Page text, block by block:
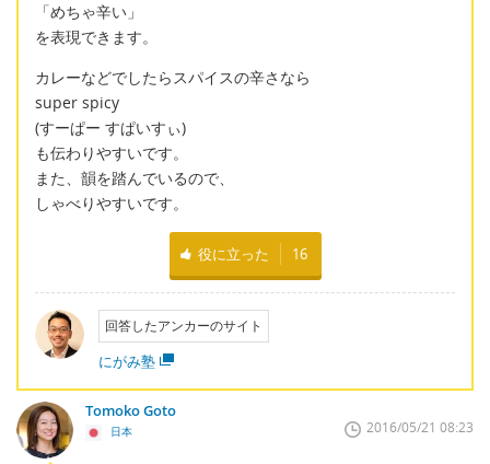
「めちゃ辛い」
を表現できます。
カレーなどでしたらスパイスの辛さなら
super spicy
(すーぱー すぱいすぃ)
も伝わりやすいです。
また、韻を踏んでいるので、
しゃべりやすいです。
役に立った 16
回答したアンカーのサイト
にがみ塾
Tomoko Goto
日本 2016/05/21 08:23